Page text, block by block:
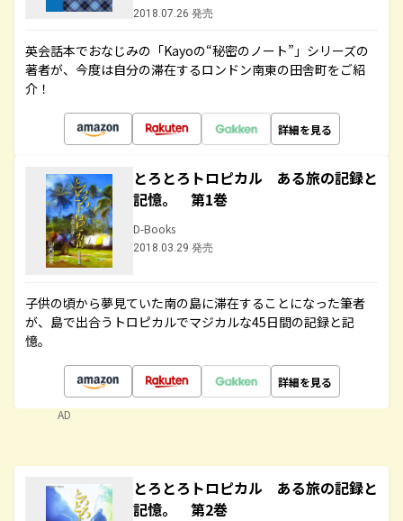
2018.07.26 発売
英会話本でおなじみの「Kayoの“秘密のノート”」シリーズの
著者が、今度は自分の滞在するロンドン南東の田舎町をご紹
介！
詳細を見る
とろとろトロピカル ある旅の記録と
記憶。 第1巻
D-Books
2018.03.29 発売
子供の頃から夢見ていた南の島に滞在することになった筆者
が、島で出合うトロピカルでマジカルな45日間の記録と記
憶。
詳細を見る
AD
とろとろトロピカル ある旅の記録と
記憶。 第2巻